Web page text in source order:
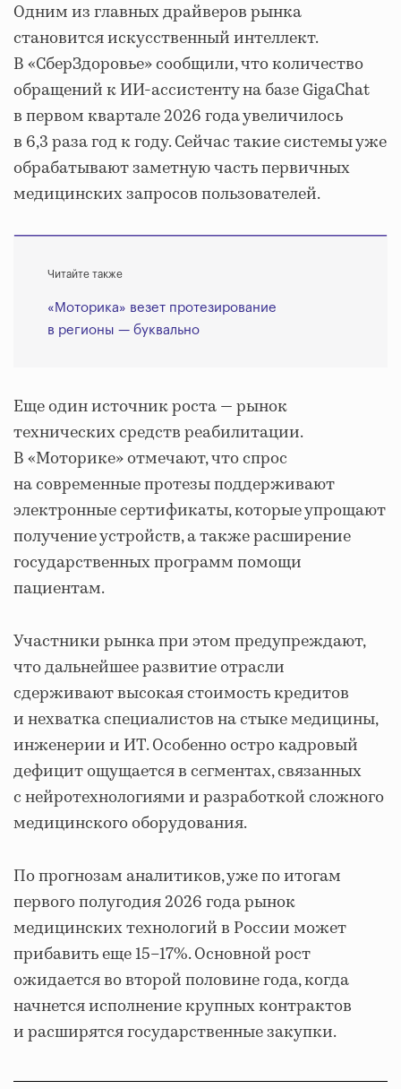
Одним из главных драйверов рынка
становится искусственный интеллект.
В «СберЗдоровье» сообщили, что количество
обращений к ИИ-ассистенту на базе GigaChat
в первом квартале 2026 года увеличилось
в 6,3 раза год к году. Сейчас такие системы уже
обрабатывают заметную часть первичных
медицинских запросов пользователей.
Читайте также
«Моторика» везет протезирование
в регионы — буквально
Еще один источник роста — рынок
технических средств реабилитации.
В «Моторике» отмечают, что спрос
на современные протезы поддерживают
электронные сертификаты, которые упрощают
получение устройств, а также расширение
государственных программ помощи
пациентам.
Участники рынка при этом предупреждают,
что дальнейшее развитие отрасли
сдерживают высокая стоимость кредитов
и нехватка специалистов на стыке медицины,
инженерии и ИТ. Особенно остро кадровый
дефицит ощущается в сегментах, связанных
с нейротехнологиями и разработкой сложного
медицинского оборудования.
По прогнозам аналитиков, уже по итогам
первого полугодия 2026 года рынок
медицинских технологий в России может
прибавить еще 15–17%. Основной рост
ожидается во второй половине года, когда
начнется исполнение крупных контрактов
и расширятся государственные закупки.